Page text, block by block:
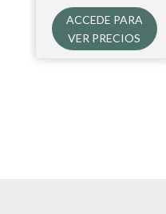
ACCEDE PARA
VER PRECIOS